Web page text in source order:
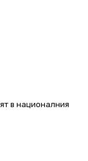
в националния